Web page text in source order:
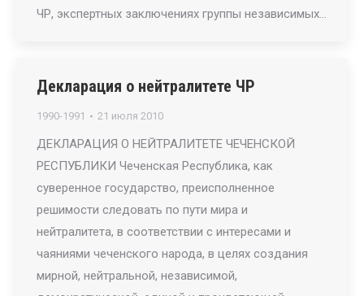
ЧР, экспертных заключениях группы независимых…
Декларация о нейтралитете ЧР
1990-1991 21 июля 2010
ДЕКЛАРАЦИЯ О НЕЙТРАЛИТЕТЕ ЧЕЧЕНСКОЙ
РЕСПУБЛИКИ Чеченская Республика, как
суверенное государство, преисполненное
решимости следовать по пути мира и
нейтралитета, в соответствии с интересами и
чаяниями чеченского народа, в целях создания
мирной, нейтральной, независимой,